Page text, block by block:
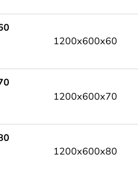
1200x600x60
1200x600x70
1200x600x80